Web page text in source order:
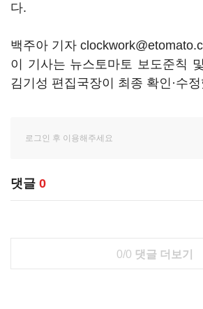
다.
백주아 기자
이 기사는 뉴스토마토 보도준칙
김기성 편집국장이 최종 확인·수
댓글 0
0/0 댓글 더보기